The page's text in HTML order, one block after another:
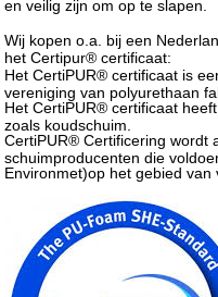
en veilig zijn om op te slapen.
Wij kopen o.a. bij een
het Certipur® certificaat:
Het CertiPUR® certificaat is
vereniging van polyurethaan
Het CertiPUR® certificaat
zoals koudschuim.
CertiPUR® Certificering wordt
schuimproducenten die
Environmet)op het gebied van